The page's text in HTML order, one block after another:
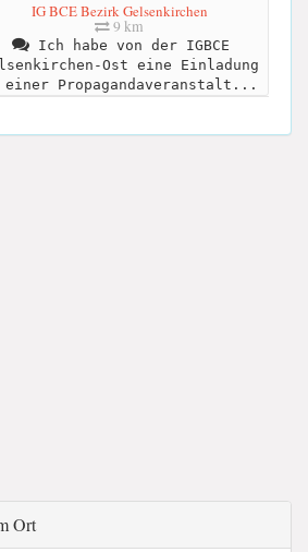
IG BCE Bezirk Gelsenkirchen
9 km
Ich habe von der IGBCE
Ost eine Einladung
einer Propagandaveranstalt...
Ort